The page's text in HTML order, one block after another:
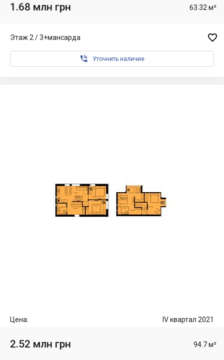
1.68 млн грн 63.32 м²
Этаж 2 / 3+мансарда 
 Уточнить наличие
Цена: IV квартал 2021
2.52 млн грн 94.7 м²